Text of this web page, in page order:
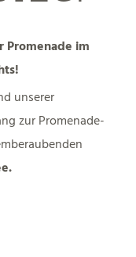
Promenade im
unserer
zur Promenade-